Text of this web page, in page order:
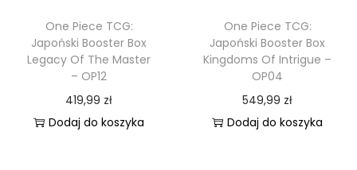
One Piece TCG:
Japoński Booster Box
Legacy Of The Master
– OP12
419,99 zł
Dodaj do koszyka
One Piece TCG:
Japoński Booster Box
Kingdoms Of Intrigue –
OP04
549,99 zł
Dodaj do koszyka